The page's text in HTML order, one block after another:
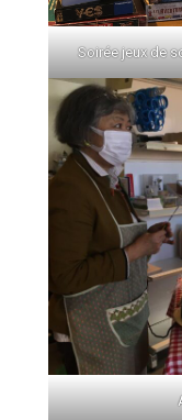
Soirée jeux de